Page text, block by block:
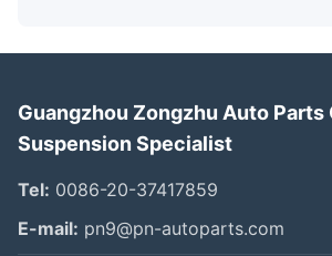
Guangzhou Zongzhu Auto
Suspension Specialist
Tel: 0086-20-37417859
E-mail: pn9@pn-autoparts.com